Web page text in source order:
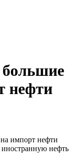
большие
нефти
нефть